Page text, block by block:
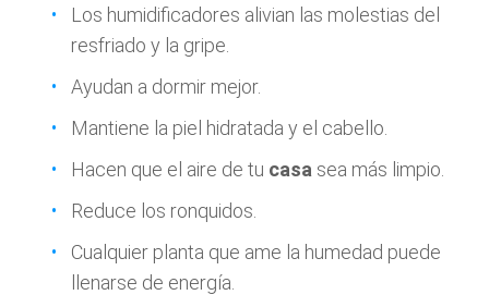
Los humidificadores alivian las molestias del
resfriado y la gripe.
Ayudan a dormir mejor.
Mantiene la piel hidratada y el cabello.
Hacen que el aire de tu casa sea más limpio.
Reduce los ronquidos.
Cualquier planta que ame la humedad puede
llenarse de energía.